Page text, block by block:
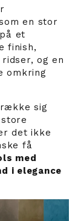
en stor
et
finish,
og en
omkring
sig
det ikke
få
med
i elegance